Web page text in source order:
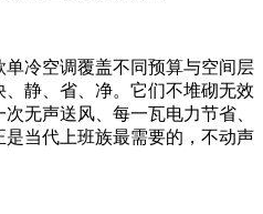
冷空调覆盖不同预算与空间层
静、省、净。它们不堆砌无效
无声送风、每一瓦电力节省、
当代上班族最需要的，不动声